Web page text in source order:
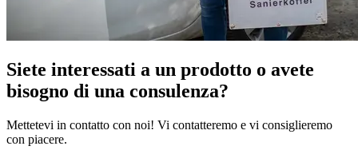
Siete interessati a un prodotto o avete
bisogno di una consulenza?
Mettetevi in contatto con noi! Vi contatteremo e vi consiglieremo
con piacere.